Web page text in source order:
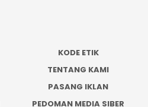
KODE ETIK
TENTANG KAMI
PASANG IKLAN
PEDOMAN MEDIA SIBER